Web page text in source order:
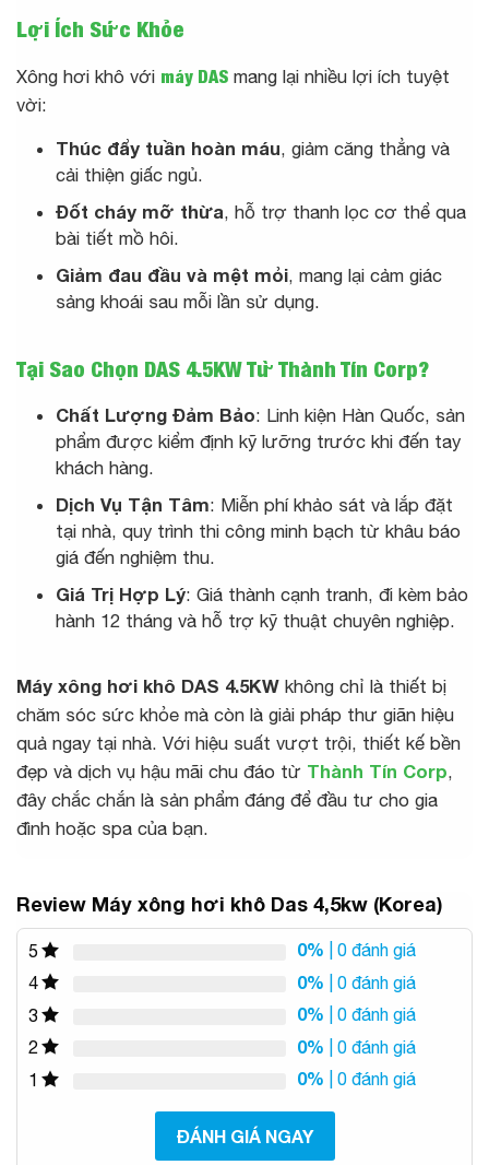
Lợi Ích Sức Khỏe
Xông hơi khô với máy DAS mang lại nhiều lợi ích tuyệt
vời:
Thúc đẩy tuần hoàn máu, giảm căng thẳng và
cải thiện giấc ngủ.
Đốt cháy mỡ thừa, hỗ trợ thanh lọc cơ thể qua
bài tiết mồ hôi.
Giảm đau đầu và mệt mỏi, mang lại cảm giác
sảng khoái sau mỗi lần sử dụng.
Tại Sao Chọn DAS 4.5KW Từ Thành Tín Corp?
Chất Lượng Đảm Bảo: Linh kiện Hàn Quốc, sản
phẩm được kiểm định kỹ lưỡng trước khi đến tay
khách hàng.
Dịch Vụ Tận Tâm: Miễn phí khảo sát và lắp đặt
tại nhà, quy trình thi công minh bạch từ khâu báo
giá đến nghiệm thu.
Giá Trị Hợp Lý: Giá thành cạnh tranh, đi kèm bảo
hành 12 tháng và hỗ trợ kỹ thuật chuyên nghiệp.
Máy xông hơi khô DAS 4.5KW không chỉ là thiết bị
chăm sóc sức khỏe mà còn là giải pháp thư giãn hiệu
quả ngay tại nhà. Với hiệu suất vượt trội, thiết kế bền
đẹp và dịch vụ hậu mãi chu đáo từ Thành Tín Corp,
đây chắc chắn là sản phẩm đáng để đầu tư cho gia
đình hoặc spa của bạn.
Review Máy xông hơi khô Das 4,5kw (Korea)
5 0% | 0 đánh giá
4
0% | 0 đánh giá
3
0% | 0 đánh giá
2
0% | 0 đánh giá
1
0% | 0 đánh giá
ĐÁNH GIÁ NGAY